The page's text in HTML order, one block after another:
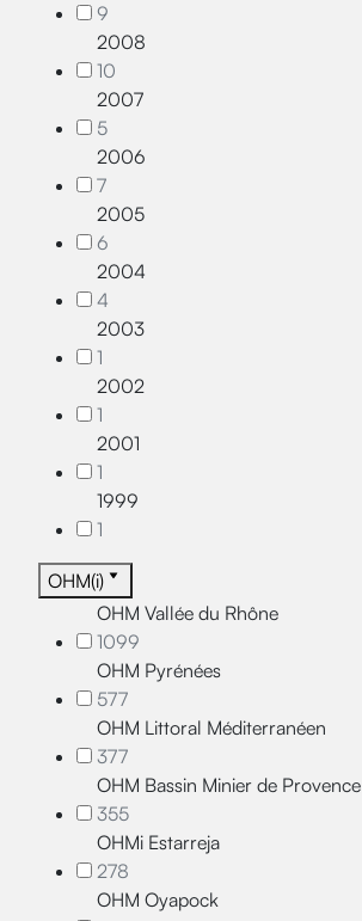
9
2008
10
2007
5
2006
7
2005
6
2004
4
2003
1
2002
1
2001
1
1999
1
OHM(i)
OHM Vallée du Rhône
1099
OHM Pyrénées
577
OHM Littoral Méditerranéen
377
OHM Bassin Minier de Provence
355
OHMi Estarreja
278
OHM Oyapock